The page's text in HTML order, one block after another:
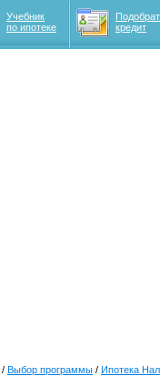
Учебник
по ипотеке
кредит
/ Выбор программы / Ипотека